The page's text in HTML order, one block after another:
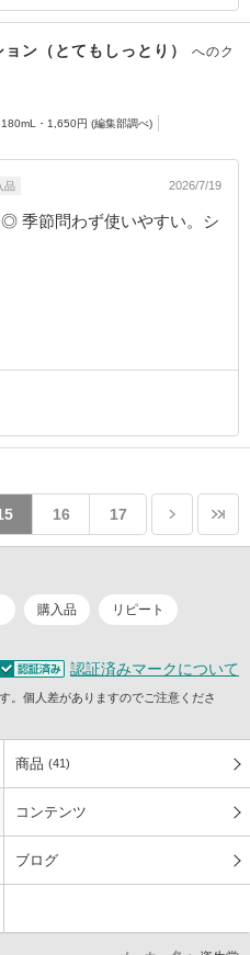
ン（とてもしっとり）
へのク
・1,650円 (編集部調べ)
品 2026/7/19
季節問わず使いやすい。シ
16 17
購入品 リピート
認証済みマークについて
。個人差がありますのでご注意くださ
商品 (41)
コンテンツ
ブログ